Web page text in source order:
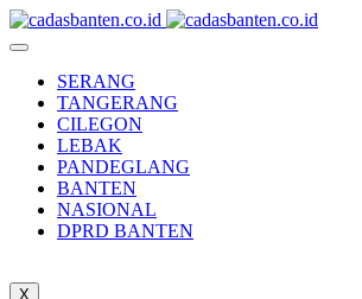
SERANG
TANGERANG
CILEGON
LEBAK
PANDEGLANG
BANTEN
NASIONAL
DPRD BANTEN
X